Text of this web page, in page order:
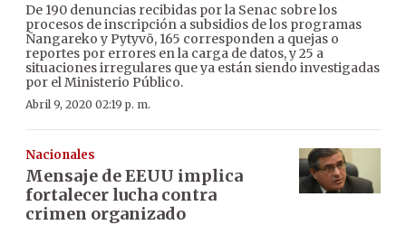
De 190 denuncias recibidas por la Senac sobre los
procesos de inscripción a subsidios de los programas
Ñangareko y Pytyvõ, 165 corresponden a quejas o
reportes por errores en la carga de datos, y 25 a
situaciones irregulares que ya están siendo investigadas
por el Ministerio Público.
Abril 9, 2020 02:19 p. m.
Nacionales
Mensaje de EEUU implica
fortalecer lucha contra
crimen organizado